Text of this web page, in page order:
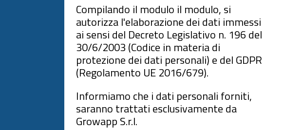
Compilando il modulo il modulo, si
autorizza l'elaborazione dei dati immessi
ai sensi del Decreto Legislativo n. 196 del
30/6/2003 (Codice in materia di
protezione dei dati personali) e del GDPR
(Regolamento UE 2016/679).
Informiamo che i dati personali forniti,
saranno trattati esclusivamente da
Growapp S.r.l.